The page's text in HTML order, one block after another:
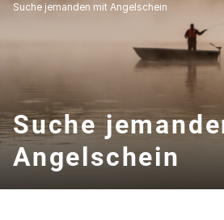
Suche jemanden mit Angelschein
Suche
Angelschein